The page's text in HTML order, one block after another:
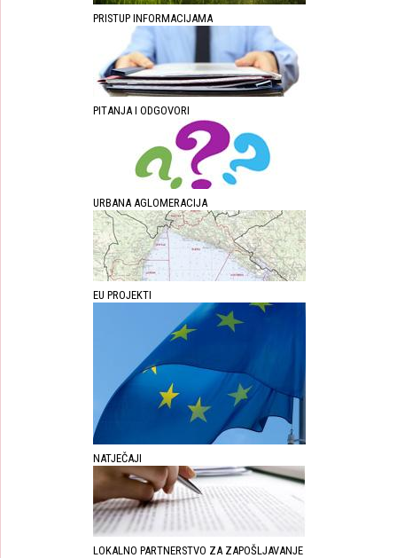
PRISTUP INFORMACIJAMA
PITANJA I ODGOVORI
URBANA AGLOMERACIJA
EU PROJEKTI
NATJEČAJI
LOKALNO PARTNERSTVO ZA ZAPOŠLJAVANJE